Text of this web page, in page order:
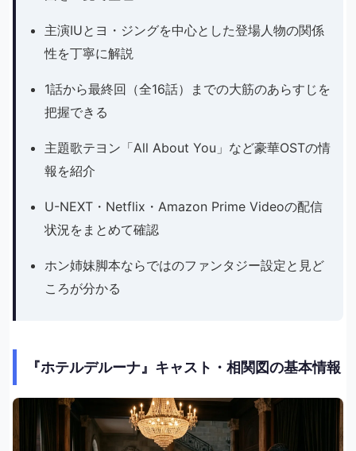
主演IUとヨ・ジングを中心とした登場人物の関係
性を丁寧に解説
1話から最終回（全16話）までの大筋のあらすじを
把握できる
主題歌テヨン「All About You」など豪華OSTの情
報を紹介
U-NEXT・Netflix・Amazon Prime Videoの配信
状況をまとめて確認
ホン姉妹脚本ならではのファンタジー設定と見ど
ころが分かる
『ホテルデルーナ』キャスト・相関図の基本情報